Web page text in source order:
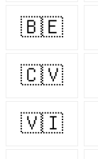
🇧🇪
🇨🇻
🇻🇮